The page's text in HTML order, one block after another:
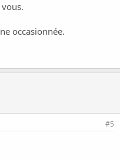
occasionnée.
#5